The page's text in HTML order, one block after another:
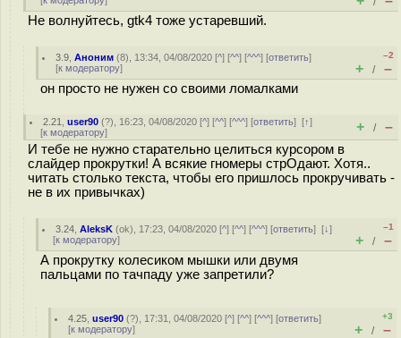
Не волнуйтесь, gtk4 тоже устаревший.
3.9 ,Аноним (8), 13:34, 04/08/2020 [^] [^^] [^^^] [ответить]
[к модератору]
–2
+ / –
он просто не нужен со своими ломалками
2.21 ,user90 (?), 16:23, 04/08/2020 [^] [^^] [^^^] [ответить][↑]
[к модератору] + / –
И тебе не нужно старательно целиться курсором в
слайдер прокрутки! А всякие гномеры стрОдают. Хотя..
читать столько текста, чтобы его пришлось прокручивать -
не в их привычках)
3.24 ,AleksK (ok), 17:23, 04/08/2020 [^] [^^] [^^^] [ответить][↓]
[к модератору]
–1
+ / –
А прокрутку колесиком мышки или двумя
пальцами по тачпаду уже запретили?
4.25 ,user90 (?), 17:31, 04/08/2020 [^] [^^] [^^^] [ответить]
[к модератору]
+3
+ / –